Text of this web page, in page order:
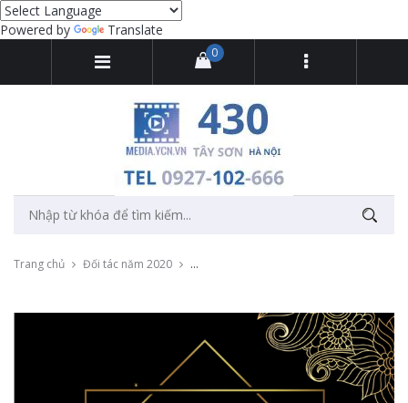
Powered by Translate
0
Trang chủ Đối tác năm 2020 Quay và dựng sự kiện ra mắt thương hiệu